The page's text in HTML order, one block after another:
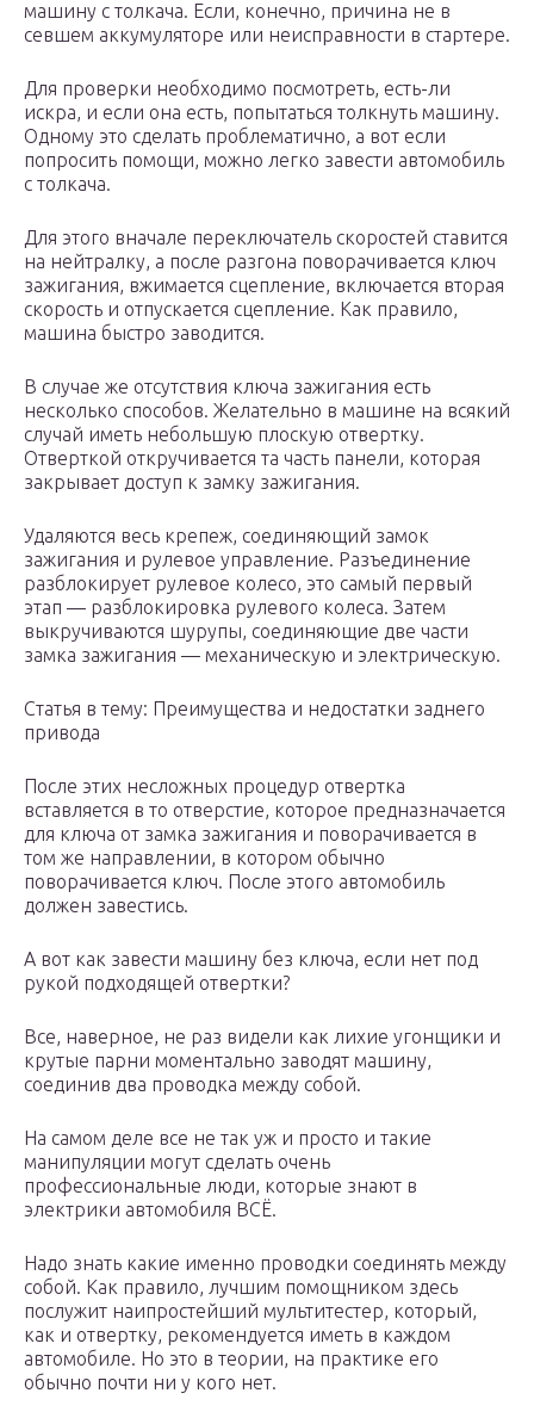
машину с толкача. Если, конечно, причина не в
севшем аккумуляторе или неисправности в стартере.
Для проверки необходимо посмотреть, есть-ли
искра, и если она есть, попытаться толкнуть машину.
Одному это сделать проблематично, а вот если
попросить помощи, можно легко завести автомобиль
с толкача.
Для этого вначале переключатель скоростей ставится
на нейтралку, а после разгона поворачивается ключ
зажигания, вжимается сцепление, включается вторая
скорость и отпускается сцепление. Как правило,
машина быстро заводится.
В случае же отсутствия ключа зажигания есть
несколько способов. Желательно в машине на всякий
случай иметь небольшую плоскую отвертку.
Отверткой откручивается та часть панели, которая
закрывает доступ к замку зажигания.
Удаляются весь крепеж, соединяющий замок
зажигания и рулевое управление. Разъединение
разблокирует рулевое колесо, это самый первый
этап — разблокировка рулевого колеса. Затем
выкручиваются шурупы, соединяющие две части
замка зажигания — механическую и электрическую.
Статья в тему: Преимущества и недостатки заднего
привода
После этих несложных процедур отвертка
вставляется в то отверстие, которое предназначается
для ключа от замка зажигания и поворачивается в
том же направлении, в котором обычно
поворачивается ключ. После этого автомобиль
должен завестись.
А вот как завести машину без ключа, если нет под
рукой подходящей отвертки?
Все, наверное, не раз видели как лихие угонщики и
крутые парни моментально заводят машину,
соединив два проводка между собой.
На самом деле все не так уж и просто и такие
манипуляции могут сделать очень
профессиональные люди, которые знают в
электрики автомобиля ВСЁ.
Надо знать какие именно проводки соединять между
собой. Как правило, лучшим помощником здесь
послужит наипростейший мультитестер, который,
как и отвертку, рекомендуется иметь в каждом
автомобиле. Но это в теории, на практике его
обычно почти ни у кого нет.